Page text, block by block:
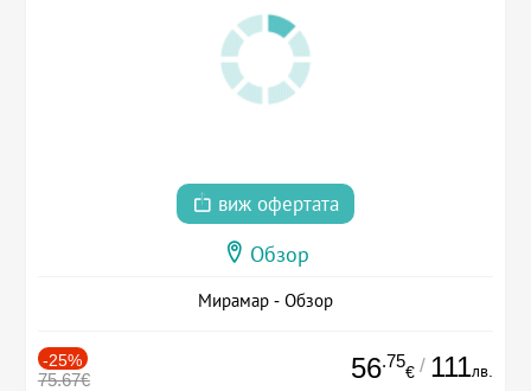
виж офертата
Обзор
Мирамар - Обзор
-25%
75.67€ 56.75
€ / 111лв.